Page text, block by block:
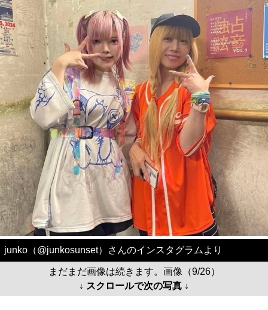
junko（@junkosunset）さんのインスタグラムより
まだまだ画像は続きます。画像（9/26）
↓ スクロールで次の写真 ↓